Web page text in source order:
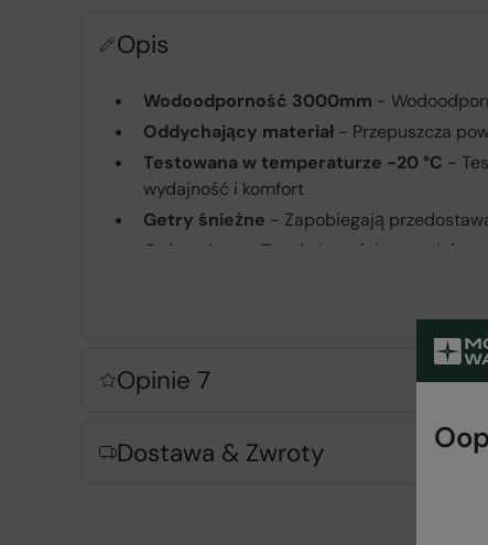
Opis
Wodoodporność 3000mm -
Oddychający materiał- Przepuszcza
Testowana w temperaturze -20 °C -
wydajność i komfort
Getry śnieżne - Zapobiegają
Ochraniacz
- Trwały kawałek
Zalety produktu
Opinie 7
Dostawa & Zwroty